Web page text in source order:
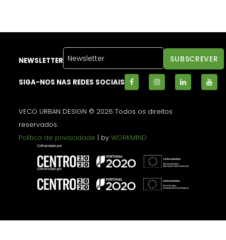
NEWSLETTER
SIGA-NOS NAS REDES SOCIAIS
VECO URBAN DESIGN © 2026 Todos os direitos
reservados.
Política de privacidade | byWORKMIND